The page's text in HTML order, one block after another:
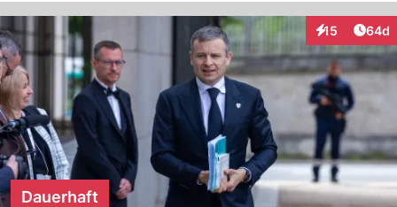
15
Interaktionen
64d
Dauerhaft